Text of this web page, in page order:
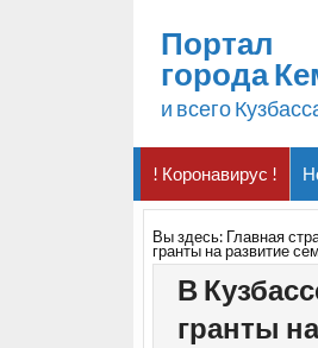
Портал
города
и всего
! Коронавирус !
Вы здесь: Главная
гранты на развитие
В
гранты